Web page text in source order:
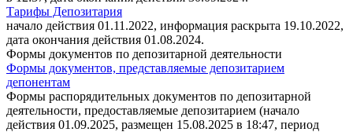
Тарифы Депозитария
начало действия 01.11.2022, информация раскрыта 19.10.2022,
дата окончания действия 01.08.2024.
Формы документов по депозитарной деятельности
Формы документов, представляемые депозитарием
депонентам
Формы распорядительных документов по депозитарной
деятельности, предоставляемые депозитарием (начало
действия 01.09.2025, размещен 15.08.2025 в 18:47, период